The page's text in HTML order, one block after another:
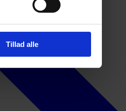
Tillad alle